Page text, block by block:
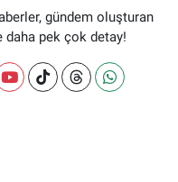
gündem oluşturan
daha pek çok detay!